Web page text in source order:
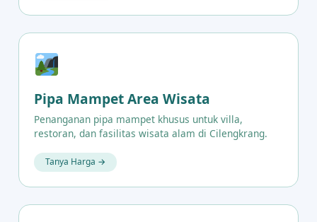
Pipa Mampet Area Wisata
Penanganan pipa mampet khusus untuk villa,
restoran, dan fasilitas wisata alam di Cilengkrang.
Tanya Harga →